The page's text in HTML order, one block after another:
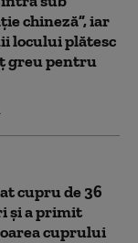
chineză”, iar
locului plătesc
greu pentru
cupru de 36
și a primit
cuprului